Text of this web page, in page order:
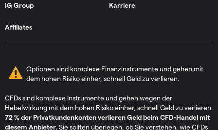
IG Group Karriere
Affiliates
Optionen sind komplexe Finanzinstrumente und gehen mit
dem hohen Risiko einher, schnell Geld zu verlieren.
CFDs sind komplexe Instrumente und gehen wegen der
Hebelwirkung mit dem hohen Risiko einher, schnell Geld zu verlieren.
72 % der Privatkundenkonten verlieren Geld beim CFD-Handel mit
diesem Anbieter. Sie sollten überlegen, ob Sie verstehen, wie CFDs